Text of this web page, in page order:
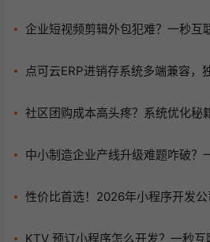
企业短视频剪辑外包犯难？一秒互
点可云ERP进销存系统多端兼容，
社区团购成本高头疼？系统优化秘
中小制造企业产线升级难题咋破？
性价比首选！2026年小程序开发公
KTV 预订小程序怎么开发？一秒互